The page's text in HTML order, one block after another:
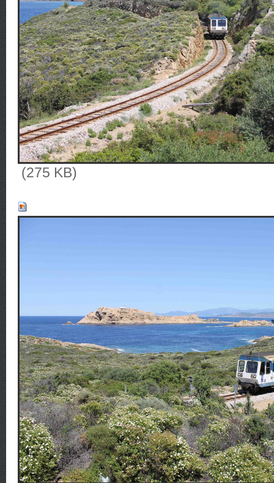
(275 KB)